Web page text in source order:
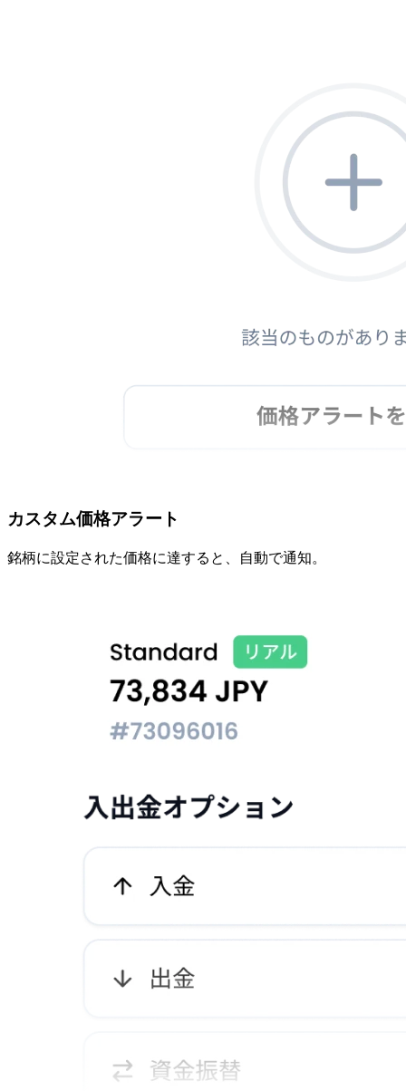
カスタム価格アラート
銘柄に設定された価格に達すると、 自動で通知。